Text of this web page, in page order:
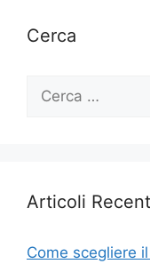
Cerca
per:
Articoli
Come scegliere